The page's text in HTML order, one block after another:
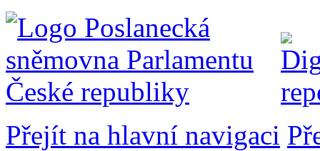
Přejít na hlavní navigaci